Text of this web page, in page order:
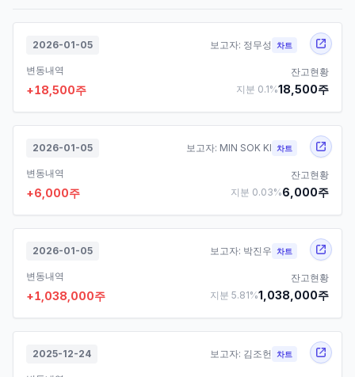
2026-01-05 보고자: 정무성 차트
변동내역
+18,500주
잔고현황
지분 0.1%18,500주
2026-01-05 보고자: MIN SOK KI 차트
변동내역
+6,000주
잔고현황
지분 0.03%6,000주
2026-01-05 보고자: 박진우 차트
변동내역
+1,038,000주
잔고현황
지분 5.81%1,038,000주
2025-12-24 보고자: 김조헌 차트